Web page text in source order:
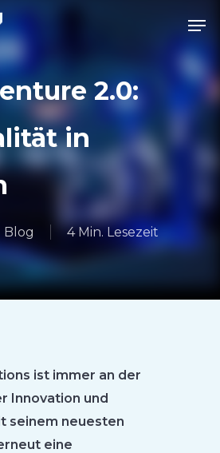
2.0:
in
Blog 4 Min. Lesezeit
ist immer an der
Innovation und
seinem neuesten
eine